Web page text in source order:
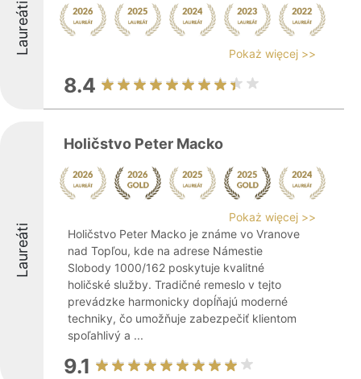
Laureáti Pokaż więcej >>
8.4
Laureáti
Holičstvo Peter Macko
Pokaż więcej >>
Holičstvo Peter Macko je známe vo Vranove
nad Topľou, kde na adrese Námestie
Slobody 1000/162 poskytuje kvalitné
holičské služby. Tradičné remeslo v tejto
prevádzke harmonicky dopĺňajú moderné
techniky, čo umožňuje zabezpečiť klientom
spoľahlivý a ...
9.1